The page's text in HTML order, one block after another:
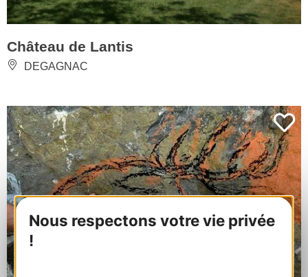
Nous respectons votre vie privée
!
Château de Lantis
DEGAGNAC